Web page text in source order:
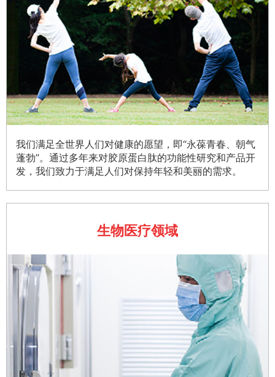
我们满足全世界人们对健康的愿望，即“永葆青春、朝气
蓬勃”。通过多年来对胶原蛋白肽的功能性研究和产品开
发，我们致力于满足人们对保持年轻和美丽的需求。
生物医疗领域